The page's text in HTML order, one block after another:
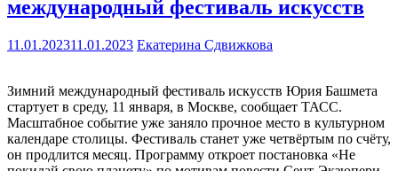
международный фестиваль искусств
11.01.202311.01.2023 Екатерина Сдвижкова
Зимний международный фестиваль искусств Юрия Башмета
стартует в среду, 11 января, в Москве, сообщает ТАСС.
Масштабное событие уже заняло прочное место в культурном
календаре столицы. Фестиваль станет уже четвёртым по счёту,
он продлится месяц. Программу откроет постановка «Не